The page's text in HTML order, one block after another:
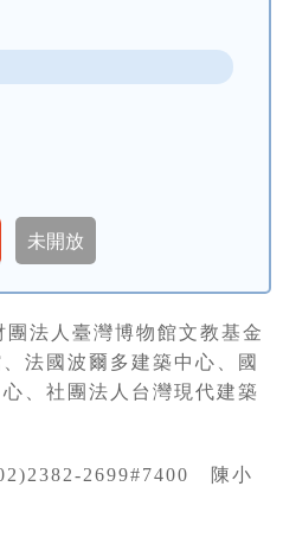
團法人臺灣博物館文教基金
法國波爾多建築中心、國
、社團法人台灣現代建築
2699#7400 陳小